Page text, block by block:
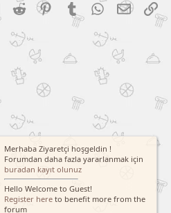
LinkedInReddit PinterestTumblr WhatsApp
E-posta
Merhaba Ziyaretçi hoşgeldin !
Forumdan daha fazla yararlanmak için
buradan kayıt olunuz
Hello Welcome to Guest!
Register here to benefit more from the
forum